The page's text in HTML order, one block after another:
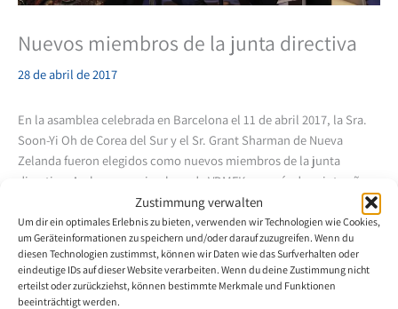
Zustimmung verwalten
Um dir ein optimales Erlebnis zu bieten, verwenden wir Technologien wie Cookies,
um Geräteinformationen zu speichern und/oder darauf zuzugreifen. Wenn du
diesen Technologien zustimmst, können wir Daten wie das Surfverhalten oder
eindeutige IDs auf dieser Website verarbeiten. Wenn du deine Zustimmung nicht
erteilst oder zurückziehst, können bestimmte Merkmale und Funktionen
beeinträchtigt werden.
Nuevos miembros de la junta directiva
28 de abril de 2017
En la asamblea celebrada en Barcelona el 11 de abril 2017, la Sra.
Soon-Yi Oh de Corea del Sur y el Sr. Grant Sharman de Nueva
Zelanda fueron elegidos como nuevos miembros de la junta
directiva. Ambos son miembros de VDMFK por más de veinte años
y artistas reconocidos. Junto conlos otros miembros
de la junta,
guiarán la política de VDMFK durante los próximos seis años. Un
encargo honorable pero también muy exigente. La gerencia felicita
y les desea tanto éxito.